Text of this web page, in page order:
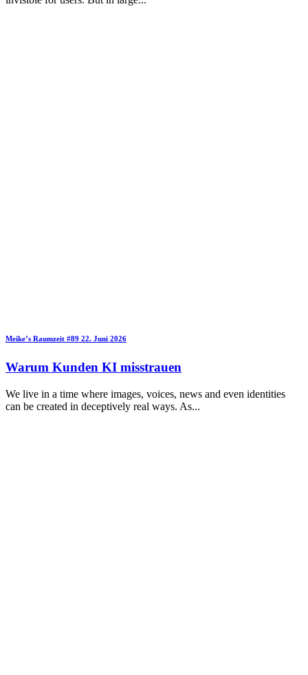
Meike’s Raumzeit #89 22. Juni 2026
Warum Kunden KI misstrauen
We live in a time where images, voices, news and even identities
can be created in deceptively real ways. As...